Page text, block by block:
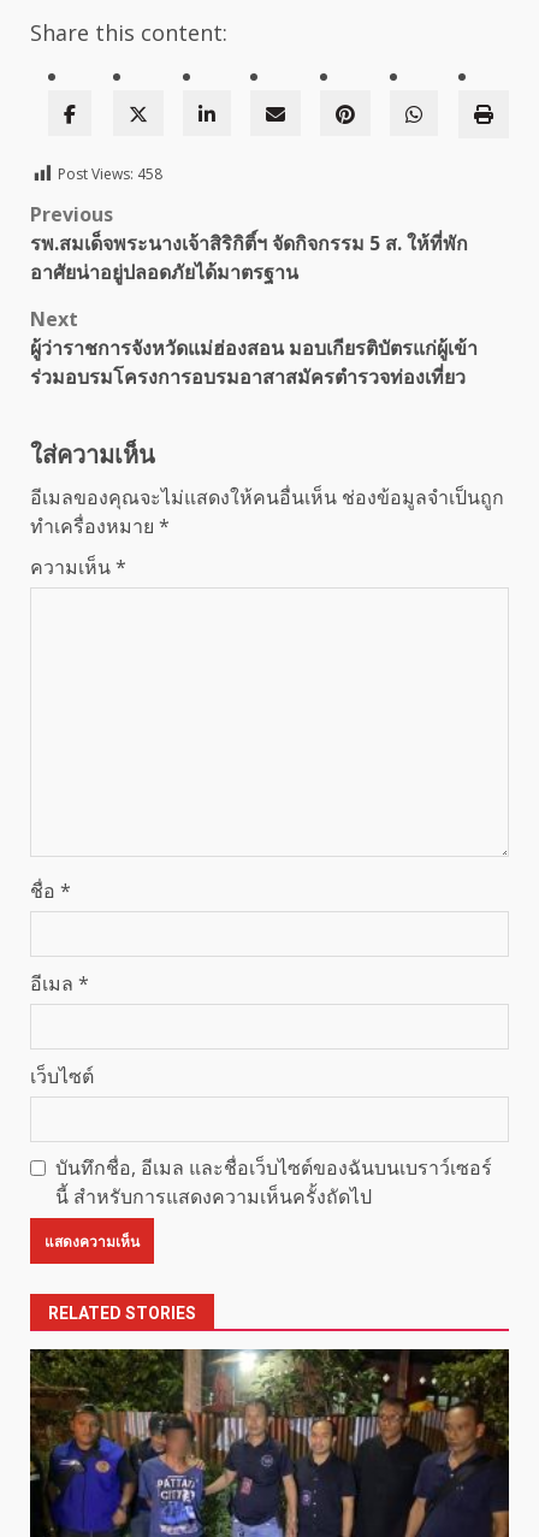
Share this content:
Post Views: 458
Post
navigation
Previous
รพ.สมเด็จพระนางเจ้าสิริกิติ์ฯ จัดกิจกรรม 5 ส. ให้ที่พัก
อาศัยน่าอยู่ปลอดภัยได้มาตรฐาน
Next
ผู้ว่าราชการจังหวัดแม่ฮ่องสอน มอบเกียรติบัตรแก่ผู้เข้า
ร่วมอบรมโครงการอบรมอาสาสมัครตำรวจท่องเที่ยว
ใส่ความเห็น
อีเมลของคุณจะไม่แสดงให้คนอื่นเห็น ช่องข้อมูลจำเป็นถูก
ทำเครื่องหมาย *
ความเห็น*
ชื่อ *
อีเมล *
เว็บไซต์
บันทึกชื่อ, อีเมล และชื่อเว็บไซต์ของฉันบนเบราว์เซอร์
นี้ สำหรับการแสดงความเห็นครั้งถัดไป
RELATED STORIES